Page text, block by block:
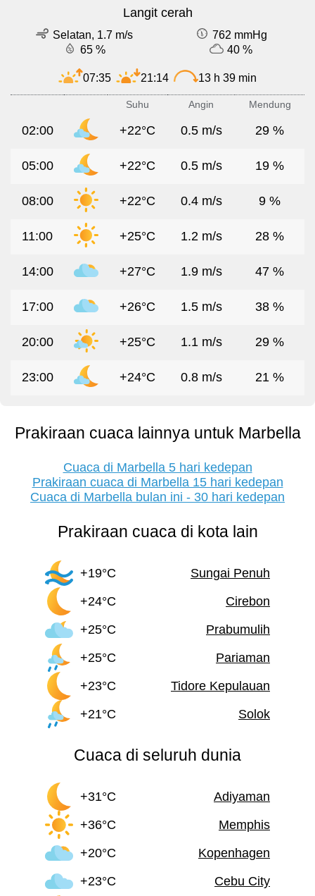
Langit cerah
Selatan, 1.7 m/s
762 mmHg
65 %
40 %
07:35 21:14 13 h 39 min
Suhu Angin Mendung
02:00 +22°C 0.5 m/s 29 %
05:00 +22°C 0.5 m/s 19 %
08:00 +22°C 0.4 m/s 9 %
11:00 +25°C 1.2 m/s 28 %
14:00 +27°C 1.9 m/s 47 %
17:00 +26°C 1.5 m/s 38 %
20:00 +25°C 1.1 m/s 29 %
23:00 +24°C 0.8 m/s 21 %
Prakiraan cuaca lainnya untuk Marbella
Cuaca di Marbella 5 hari kedepan
Prakiraan cuaca di Marbella 15 hari kedepan
Cuaca di Marbella bulan ini - 30 hari kedepan
Prakiraan cuaca di kota lain
+19°C
Sungai Penuh
+24°C
Cirebon
+25°C
Prabumulih
+25°C
Pariaman
+23°C
Tidore Kepulauan
+21°C
Solok
Cuaca di seluruh dunia
+31°C
Adiyaman
+36°C
Memphis
+20°C
Kopenhagen
+23°C
Cebu City